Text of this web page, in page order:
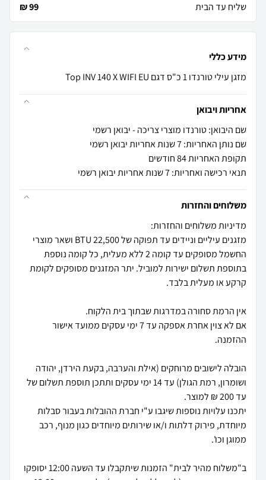
שליח עד הבית
99 ₪
מידע כללי
מזגן עילי טורנדו 1 כ"ס דגם Top INV 140 X WIFI EU
אחריות ויבואן
שם היבואן: טורנדו מוצרי צריכה - יבואן רשמי
שם נותן האחריות: 7 שנות אחריות יבואן רשמי
תקופת האחריות 84 חודשים
תנאי רכישה ואחריות: 7 שנות אחריות יבואן רשמי
משלוחים והחזרות
מזגנים עיליים וניידים עד תפוקה של 22,500 BTU ושאר מוצרי
החשמל מסופקים עד קומה 2 ללא מעלית, כל קומה נוספת
בתוספת תשלום ישירות למוביל. יתר המזגנים מסופקים לקומת
אם לא צוין אחרת אספקה עד 7 ימי עסקים ממועד אישור
הובלה לישובים מרוחקים (אילת והערבה, בקעת הירדן, יהודה
ושומרון, רמת הגולן) עד 14 ימי עסקים ותתכן תוספת תשלום של
יתכנו עלויות נוספות שיגבו ע"י חברת ההובלות בעבור סבלות
מיוחדת, פירוק דלתות ו/או שירותים מיוחדים כגון מנוף, רכב
ב"משלוח מהיר לבית" הזמנות שיתקבלו עד השעה 12:00 יסופקו